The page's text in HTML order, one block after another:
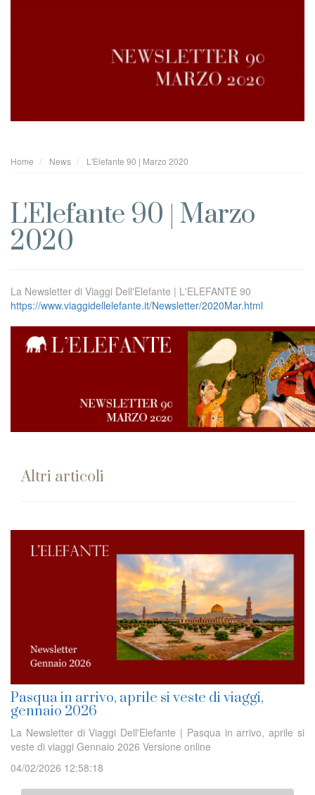
Home News L'Elefante 90 | Marzo 2020
L'Elefante 90 | Marzo
2020
La Newsletter di Viaggi Dell'Elefante | L'ELEFANTE 90
https://www.viaggidellelefante.it/Newsletter/2020Mar.html
Altri articoli
Pasqua in arrivo, aprile si veste di viaggi,
gennaio 2026
La Newsletter di Viaggi Dell'Elefante | Pasqua in arrivo, aprile si
veste di viaggi Gennaio 2026 Versione online
04/02/2026 12:58:18